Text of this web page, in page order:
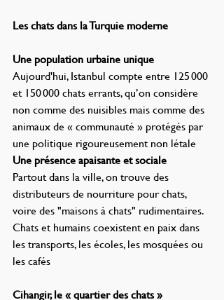
Les chats dans la Turquie moderne
Une population urbaine unique
Aujourd'hui, Istanbul compte entre 125 000
et 150 000 chats errants, qu’on considère
non comme des nuisibles mais comme des
animaux de « communauté » protégés par
une politique rigoureusement non létale
Une présence apaisante et sociale
Partout dans la ville, on trouve des
distributeurs de nourriture pour chats,
voire des "maisons à chats" rudimentaires.
Chats et humains coexistent en paix dans
les transports, les écoles, les mosquées ou
les cafés
Cihangir, le « quartier des chats »